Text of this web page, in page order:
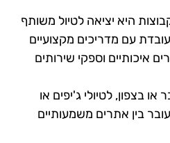
היא יציאה לטיול משותף
עם מדריכים מקצועיים
איכותיים וספקי שירותים
בצפון, לטיולי ג'יפים או
בין אתרים משמעותיים